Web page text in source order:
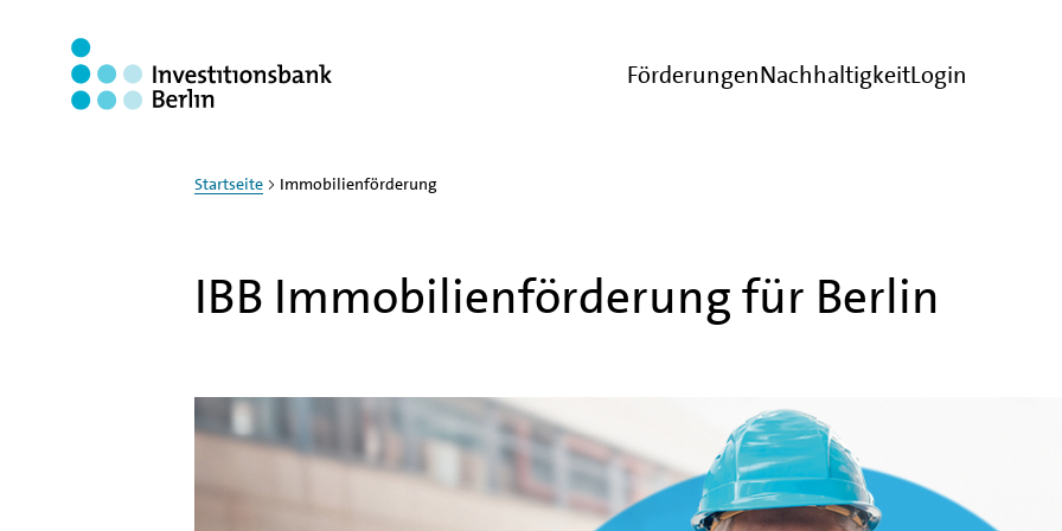
FörderungenNachhaltigkeitLogin
Startseite Immobilienförderung
IBB Immobilienförderung für Berlin